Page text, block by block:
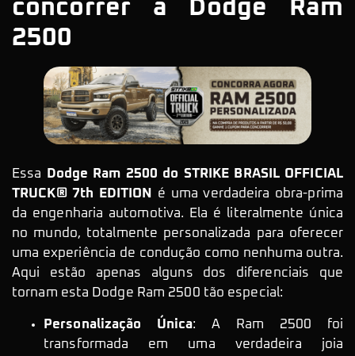
concorrer a Dodge Ram
2500
Essa Dodge Ram 2500 do STRIKE BRASIL OFFICIAL
TRUCK® 7th EDITION é uma verdadeira obra-prima
da engenharia automotiva. Ela é literalmente única
no mundo, totalmente personalizada para oferecer
uma experiência de condução como nenhuma outra.
Aqui estão apenas alguns dos diferenciais que
tornam esta Dodge Ram 2500 tão especial:
Personalização Única: A Ram 2500 foi
transformada em uma verdadeira joia